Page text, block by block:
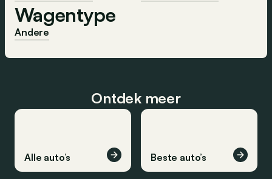
Wagentype
Andere
Ontdek meer
Alle auto’s Beste auto’s